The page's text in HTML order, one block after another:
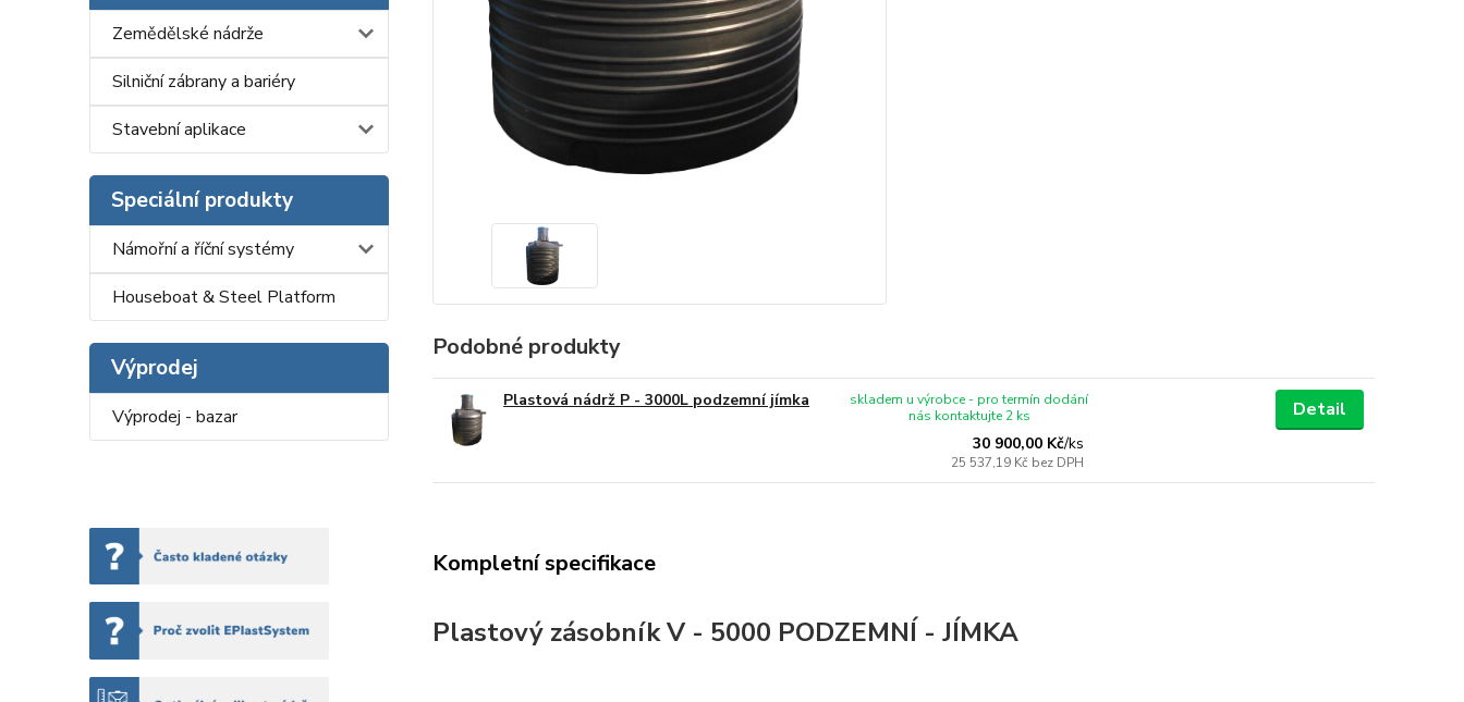
Zemědělské nádrže
Silniční zábrany a bariéry
Stavební aplikace
Speciální produkty
Námořní a říční systémy
Houseboat & Steel Platform
Výprodej
Výprodej - bazar
Podobné produkty
Plastová nádrž P - 3000L podzemní jímka
30 900,00 Kč/ks
25 537,19 Kč bez DPH
skladem u výrobce - pro termín dodání
nás kontaktujte 2 ks
Detail
Kompletní specifikace
Plastový zásobník V - 5000 PODZEMNÍ - JÍMKA